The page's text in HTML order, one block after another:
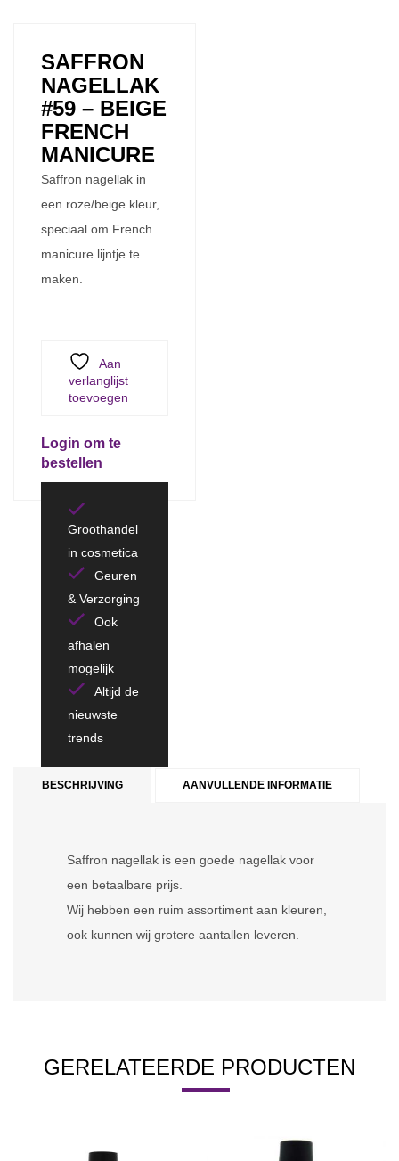
SAFFRON
NAGELLAK
#59 – BEIGE
FRENCH
MANICURE
Saffron nagellak in
een roze/beige kleur,
speciaal om French
manicure lijntje te
maken.
Aan
verlanglijst
toevoegen
Login om te
bestellen
Groothandel
in cosmetica
Geuren
& Verzorging
Ook
afhalen
mogelijk
Altijd de
nieuwste
trends
BESCHRIJVING AANVULLENDE INFORMATIE
Saffron nagellak is een goede nagellak voor
een betaalbare prijs.
Wij hebben een ruim assortiment aan kleuren,
ook kunnen wij grotere aantallen leveren.
GERELATEERDE PRODUCTEN